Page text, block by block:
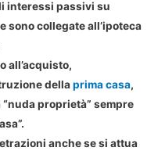
interessi passivi su
sono collegate all’ipoteca
all’acquisto,
dellaprima casa,
proprietà” sempre
anche se si attua